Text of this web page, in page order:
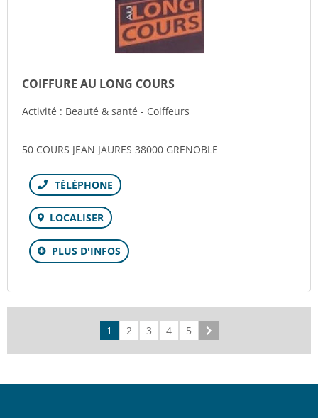
COIFFURE AU LONG COURS
Activité : Beauté & santé - Coiffeurs
50 COURS JEAN JAURES 38000 GRENOBLE
Téléphone
LOCALISER
PLUS D'INFOS
1 2 3 4 5